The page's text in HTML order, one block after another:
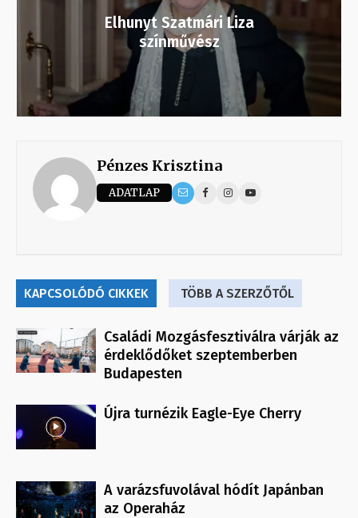
Elhunyt Szatmári Liza
színművész
Pénzes Krisztina
ADATLAP
KAPCSOLÓDÓ CIKKEK TÖBB A SZERZŐTŐL
Családi Mozgásfesztiválra várják az
érdeklődőket szeptemberben
Budapesten
Újra turnézik Eagle-Eye Cherry
A varázsfuvolával hódít Japánban
az Operaház